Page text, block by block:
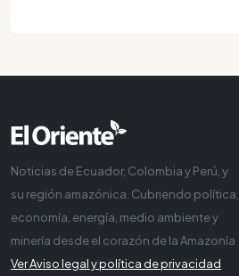
Noticias de Ecuador, Colombia y Perú, y
su región amazónica. Cubriendo política,
economía, energía, medio ambiente y
minería desde el corazón de la Amazonía
Ver Aviso legal y política de privacidad